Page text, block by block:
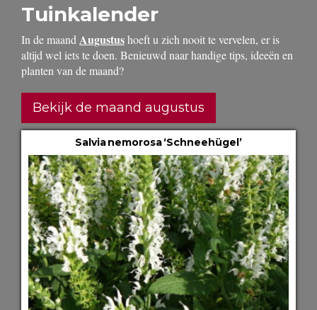
Tuinkalender
In de maand Augustushoeft u zich nooit te vervelen, er is
altijd wel iets te doen. Benieuwd naar handige tips, ideeën en
planten van de maand?
Bekijk de maand augustus
Salvia nemorosa ‘Schneehügel’